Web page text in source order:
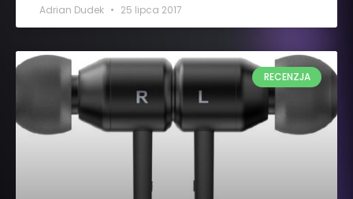
Adrian Dudek 25 lipca 2017
RECENZJA